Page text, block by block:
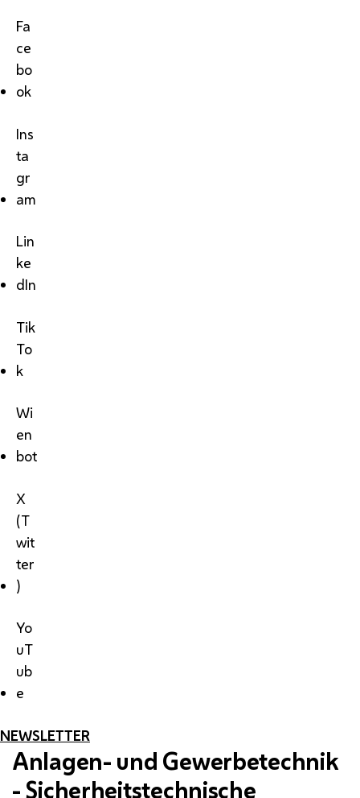
Fa
ce
bo
ok
Ins
ta
gr
am
Lin
ke
dIn
Tik
To
k
Wi
en
bot
X
(T
wit
ter
)
Yo
uT
ub
e
NEWSLETTER
Anlagen- und Gewerbetechnik
- Sicherheitstechnische